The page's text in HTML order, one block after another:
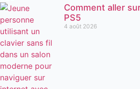
Comment aller
PS5
4 août 2026